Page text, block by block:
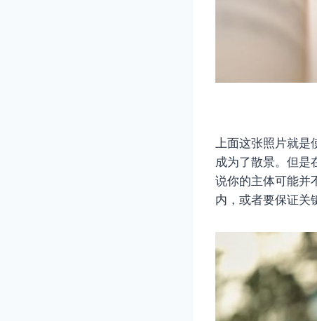
上面这张照片就
成为了散景。但是
说你的主体可能并
内，或者要保证关